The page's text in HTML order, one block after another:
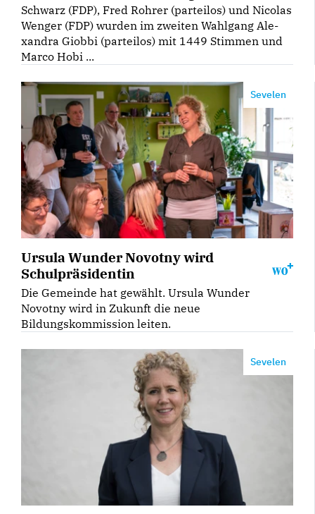
Schwarz (FDP), Fred Rohrer (parteilos) und Nicolas
Wenger (FDP) wurden im zweiten Wahlgang Ale­
xandra Giobbi (parteilos) mit 1449 Stimmen und
Marco Hobi ...
Sevelen
Ursula Wunder Novotny wird
Schulpräsidentin
Die Gemeinde hat gewählt. Ursula Wunder
Novotny wird in Zukunft die neue
Bildungskommission leiten.
Sevelen